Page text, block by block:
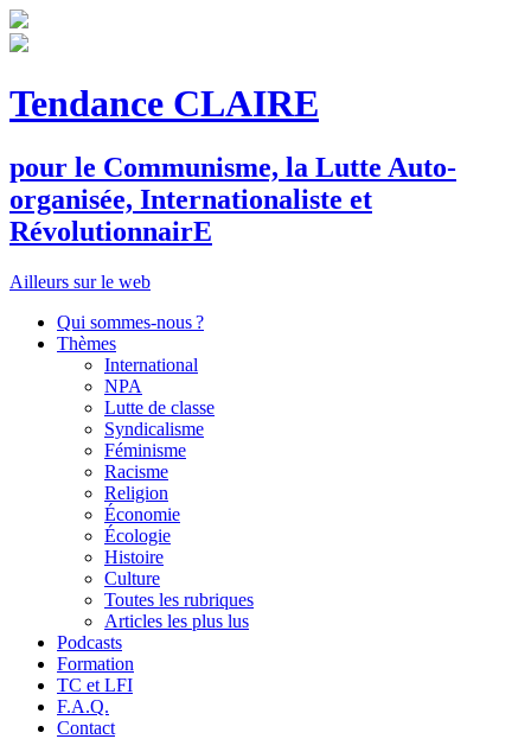
Tendance CLAIRE
pour le Communisme, la Lutte Auto-
organisée, Internationaliste et
RévolutionnairE
Ailleurs sur le web
Qui sommes-nous ?
Thèmes
International
NPA
Lutte de classe
Syndicalisme
Féminisme
Racisme
Religion
Économie
Écologie
Histoire
Culture
Toutes les rubriques
Articles les plus lus
Podcasts
Formation
TC et LFI
F.A.Q.
Contact